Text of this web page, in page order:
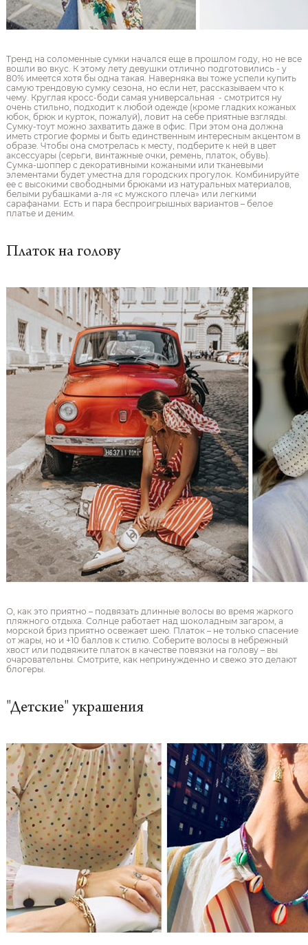
Тренд на соломенные сумки начался еще в прошлом году, но не все
вошли во вкус. К этому лету девушки отлично подготовились - у
80% имеется хотя бы одна такая. Наверняка вы тоже успели купить
самую трендовую сумку сезона, но если нет, рассказываем что к
чему. Круглая кросс-боди самая универсальная - смотрится ну
очень стильно, подходит к любой одежде (кроме гладких кожаных
юбок, брюк и курток, пожалуй), ловит на себе приятные взгляды.
Сумку-тоут можно захватить даже в офис. При этом она должна
иметь строгие формы и быть единственным интересным акцентом в
образе. Чтобы она смотрелась к месту, подберите к ней в цвет
аксессуары (серьги, винтажные очки, ремень, платок, обувь).
Сумка-шоппер с декоративными кожаными или тканевыми
элементами будет уместна для городских прогулок. Комбинируйте
ее с высокими свободными брюками из натуральных материалов,
белыми рубашками а-ля «с мужского плеча» или легкими
сарафанами. Есть и пара беспроигрышных вариантов – белое
платье и деним.
Платок на голову
О, как это приятно – подвязать длинные волосы во время жаркого
пляжного отдыха. Солнце работает над шоколадным загаром, а
морской бриз приятно освежает шею. Платок – не только спасение
от жары, но и +10 баллов к стилю. Соберите волосы в небрежный
хвост или подвяжите платок в качестве повязки на голову – вы
очаровательны. Смотрите, как непринужденно и свежо это делают
блогеры.
"Детские" украшения